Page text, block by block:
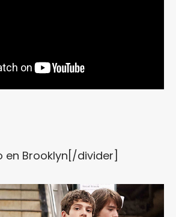
en Brooklyn[/divider]